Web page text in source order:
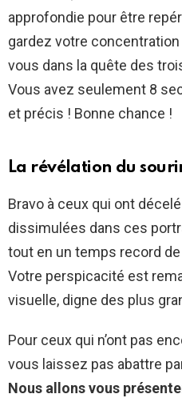
approfondie pour être
gardez votre
vous dans la quête des
Vous avez seulement 8
et précis ! Bonne chance !
La révélation du
Bravo à ceux qui ont
dissimulées dans ces
tout en un temps record
Votre perspicacité est
visuelle, digne des plus
Pour ceux qui n’ont pas
vous laissez pas abattre
Nous allons vous